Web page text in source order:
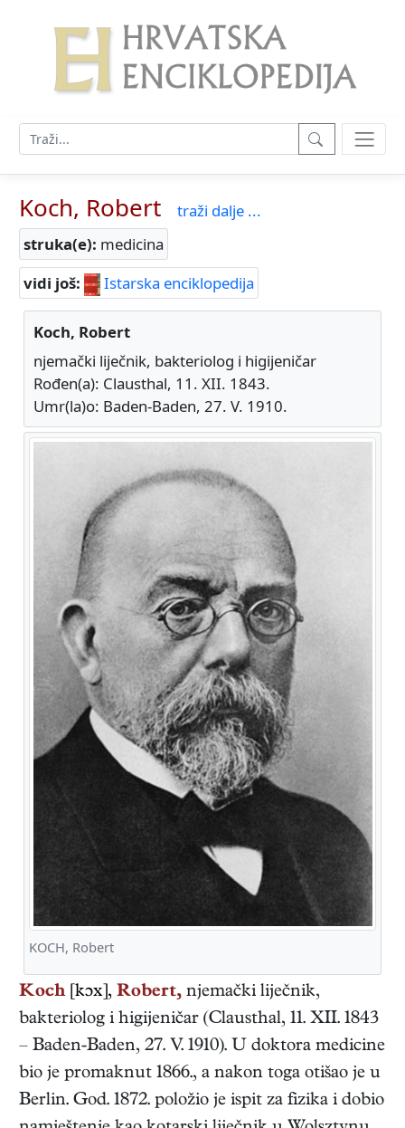
Koch, Robert
traži dalje ...
struka(e): medicina
vidi još:
Istarska enciklopedija
Koch, Robert
njemački liječnik, bakteriolog i higijeničar
Rođen(a): Clausthal, 11. XII. 1843.
Umr(la)o: Baden-Baden, 27. V. 1910.
KOCH, Robert
Koch [kɔx], Robert, njemački liječnik,
bakteriolog i higijeničar (Clausthal, 11. XII. 1843
– Baden-Baden, 27. V. 1910). U doktora medicine
bio je promaknut 1866., a nakon toga otišao je u
Berlin. God. 1872. položio je ispit za fizika i dobio